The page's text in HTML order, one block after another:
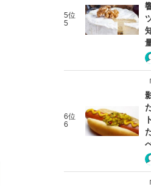
5位
5
6位
6